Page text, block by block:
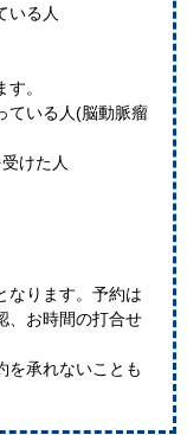
いる人
。
ている人(脳動脈瘤
けた人
なります。予約は
、お時間の打合せ
を承れないことも